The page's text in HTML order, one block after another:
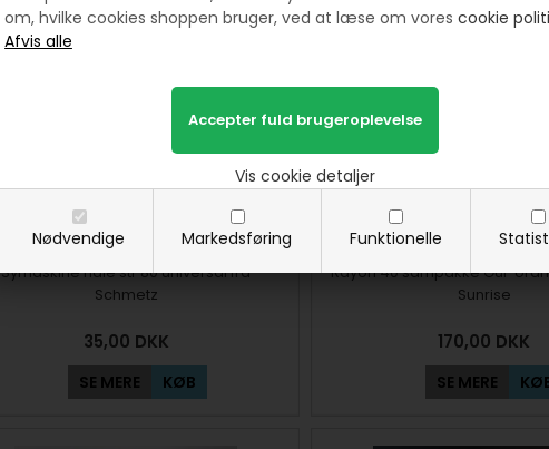
om, hvilke cookies shoppen bruger, ved at læse om vores cookie
Nødvendige Markedsføring Funktionelle
Vis cookie detaljer
Symaskine nåle str 80 universal fra
Schmetz
35,00 DKK
SE MERE KØB
Rayon 40 sampakke Gul-
Sunrise
170,00 DKK
SE MERE